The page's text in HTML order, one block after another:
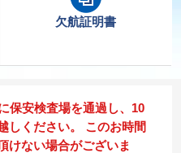
欠航証明書
保安検査場を通過し、10
しください。 このお時間
けない場合がございま